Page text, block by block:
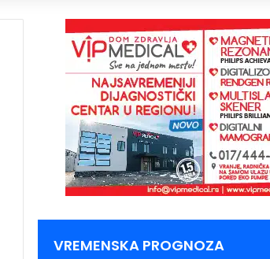
VREMENSKA PROGNOZA